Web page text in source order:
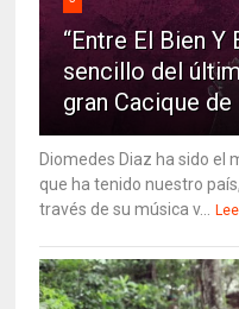
“Entre El Bien Y
sencillo del
gran Cacique
Diomedes Diaz ha sido el
que ha tenido nuestro
través de su música v...